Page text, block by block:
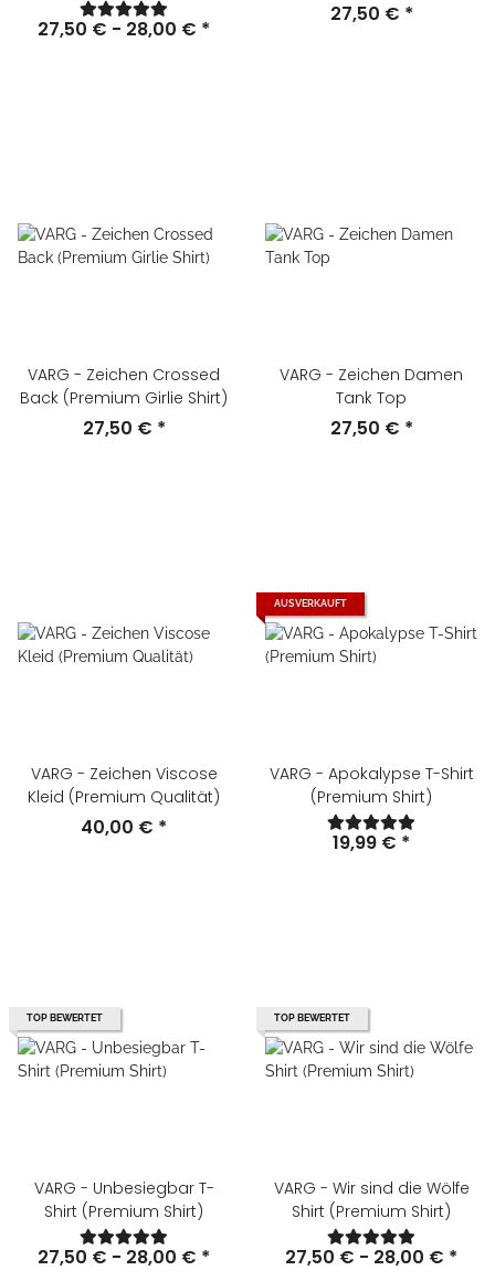
27,50 € - 28,00 € *
27,50 € *
VARG - Zeichen Crossed
Back (Premium Girlie Shirt)
27,50 € *
VARG - Zeichen Damen
Tank Top
27,50 € *
VARG - Zeichen Viscose
Kleid (Premium Qualität)
40,00 € *
AUSVERKAUFT
VARG - Apokalypse T-Shirt
(Premium Shirt)
19,99 € *
TOP BEWERTET
VARG - Unbesiegbar T-
Shirt (Premium Shirt)
27,50 € - 28,00 € *
TOP BEWERTET
VARG - Wir sind die Wölfe
Shirt (Premium Shirt)
27,50 € - 28,00 € *